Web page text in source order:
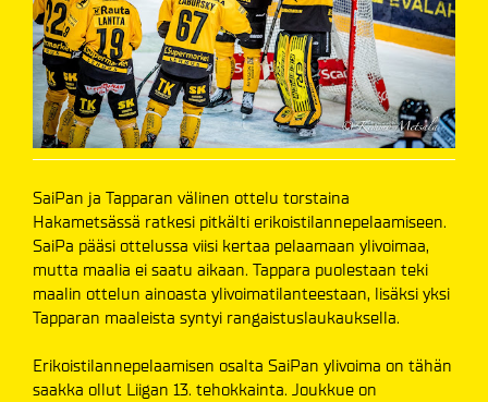
SaiPan ja Tapparan välinen ottelu torstaina
Hakametsässä ratkesi pitkälti erikoistilannepelaamiseen.
SaiPa pääsi ottelussa viisi kertaa pelaamaan ylivoimaa,
mutta maalia ei saatu aikaan. Tappara puolestaan teki
maalin ottelun ainoasta ylivoimatilanteestaan, lisäksi yksi
Tapparan maaleista syntyi rangaistuslaukauksella.
Erikoistilannepelaamisen osalta SaiPan ylivoima on tähän
saakka ollut Liigan 13. tehokkainta. Joukkue on